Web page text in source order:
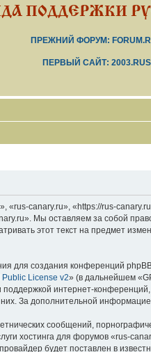
ПОДДЕРЖКИ
ПРЕЖНИЙ ФОРУМ:
ПЕРВЫЙ САЙТ:
canary.ru», «https://rus-
Мы оставляем за собой
этот текст на предмет
для создания конференций
License v2» (в дальнейшем
интернет-
За дополнительной
сообщений,
хостинга для форумов «rus-
будет поставлен в